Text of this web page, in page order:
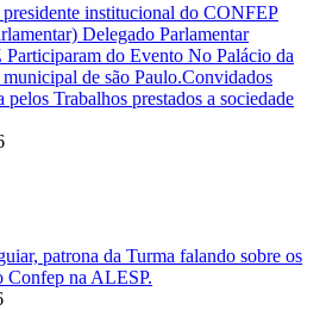
institucional do CONFEP
Delegado Parlamentar
do Evento No Palácio da
de são Paulo.Convidados
Trabalhos prestados a sociedade
patrona da Turma falando sobre os
Confep na ALESP.